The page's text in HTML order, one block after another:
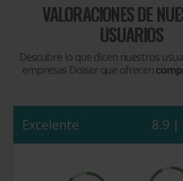
VALORACIONES DE
USUARIOS
Descubre lo que dicen nuestros
empresas Doiser que ofrecen
Excelente 8.9 |